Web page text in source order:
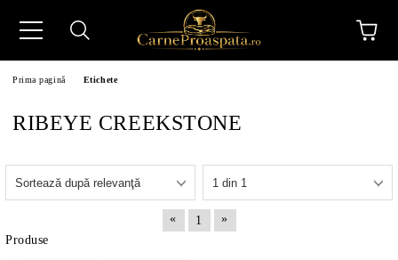
Prima pagină Etichete
RIBEYE CREEKSTONE
« 1
»
Produse